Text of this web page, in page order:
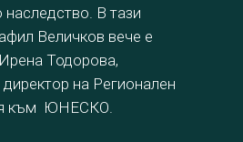
наследство. В тази
Величков вече е
Тодорова,
на Регионален
към ЮНЕСКО.